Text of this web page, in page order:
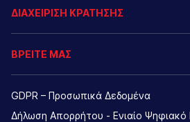
ΔΙΑΧΕΙΡΙΣΗ ΚΡΑΤΗΣΗΣ
ΒΡΕΙΤΕ ΜΑΣ
GDPR – Προσωπικά Δεδομένα
Δήλωση Απορρήτου - Ενιαίο Ψηφιακό